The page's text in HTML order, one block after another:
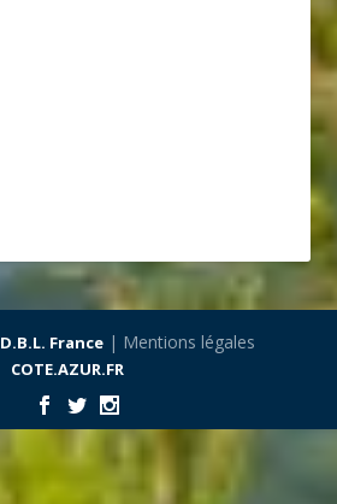
D.B.L. France| Mentions légales
COTE.AZUR.FR